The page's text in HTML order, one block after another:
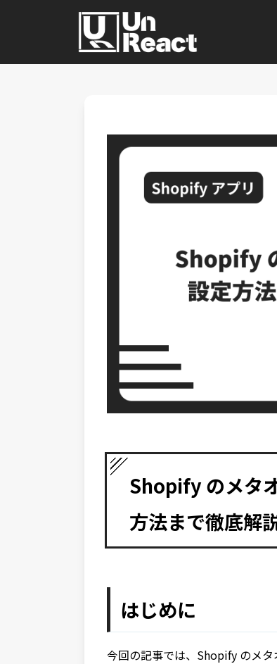
Shopify のメタ
方法まで徹底解
はじめに
今回の記事では、Shopify のメタ